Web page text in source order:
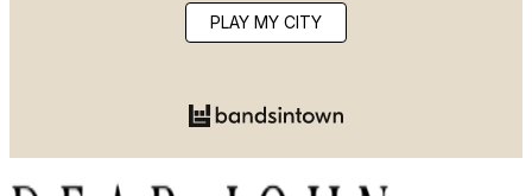
PLAY MY CITY